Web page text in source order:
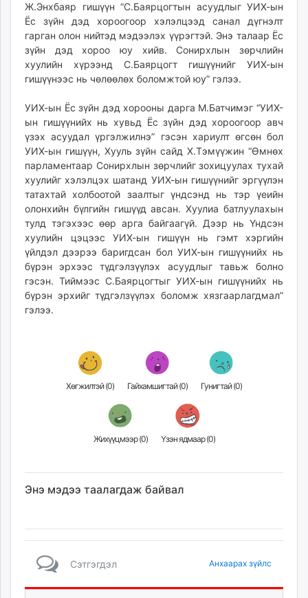
Ж.Энхбаяр гишүүн “С.Баярцогтын асуудлыг УИХ-ын
Ёс зүйн дэд хороогоор хэлэлцээд санал дүгнэлт
гарган олон нийтэд мэдээлэх үүрэгтэй. Энэ талаар Ёс
зүйн дэд хороо юу хийв. Сонирхлын зөрчлийн
хуулийн хүрээнд С.Баярцогт гишүүнийг УИХ-ын
гишүүнээс нь чөлөөлөх боломжтой юу” гэлээ.
УИХ-ын Ёс зүйн дэд хорооны дарга М.Батчимэг “УИХ-
ын гишүүнийх нь хувьд Ёс зүйн дэд хороогоор авч
үзэх асуудал үргэлжилнэ” гэсэн хариулт өгсөн бол
УИХ-ын гишүүн, Хууль зүйн сайд Х.Тэмүүжин “Өмнөх
парламентаар Сонирхлын зөрчлийг зохицуулах тухай
хуулийг хэлэлцэх шатанд УИХ-ын гишүүнийг эргүүлэн
татахтай холбоотой заалтыг үндсэнд нь тэр үеийн
олонхийн бүлгийн гишүүд авсан. Хуулиа батлуулахын
тулд тэгэхээс өөр арга байгаагүй. Дээр нь Үндсэн
хуулийн цэцээс УИХ-ын гишүүн нь гэмт хэргийн
үйлдэл дээрээ баригдсан бол УИХ-ын гишүүнийх нь
бүрэн эрхээс түдгэлзүүлэх асуудлыг тавьж болно
гэсэн. Тиймээс С.Баярцогтыг УИХ-ын гишүүнийх нь
бүрэн эрхийг түдгэлзүүлэх боломж хязгаарлагдмал”
гэлээ.
Хөгжилтэй (0) Гайхамшигтай (0) Гунигтай (0)
Жихүүцмээр (0) Үзэн ядмаар (0)
Энэ мэдээ таалагдаж байвал
Сэтгэгдэл Анхаарах зүйлс